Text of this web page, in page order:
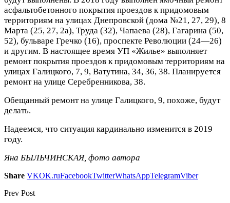
асфальтобетонного покрытия проездов к придомовым
территориям на улицах Днепровской (дома №21, 27, 29), 8
Марта (25, 27, 2а), Труда (32), Чапаева (28), Гагарина (50,
52), бульваре Гречко (16), проспекте Революции (24—26)
и другим. В настоящее время УП «Жилье» выполняет
ремонт покрытия проездов к придомовым территориям на
улицах Галицкого, 7, 9, Ватутина, 34, 36, 38. Планируется
ремонт на улице Серебренникова, 38.
Обещанный ремонт на улице Галицкого, 9, похоже, будут
делать.
Надеемся, что ситуация кардинально изменится в 2019
году.
Яна БЫЛЬЧИНСКАЯ, фото автора
Share VKOK.ruFacebookTwitterWhatsAppTelegramViber
Prev Post